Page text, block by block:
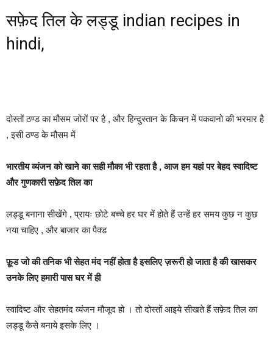
सफ़ेद तिल के लड्डू indian recipes in
hindi,
दोस्तों ठण्ड का मौसम जोरों पर है , और हिन्दुस्तान के किचन में पकवानो की भरमार है
, इसी ठण्ड के मौसम में
भारतीय व्यंजन को खाने का सही मौका भी रहता है , आज हम यहां पर बेहद स्वादिष्ट
और गुणकारी सफ़ेद तिल का
लड्डू बनाना सीखेंगे , प्रायः छोटे बच्चे हर घर में होते हैं उन्हें हर समय कुछ न कुछ
नया चाहिए , और बाजार का पैक्ड
फ़ूड जो की तनिक भी सेहत मंद नहीं होता है इसलिए ज़रूरी हो जाता है की खासकर
उनके लिए हमारी पास घर में ही
स्वादिष्ट और सेहतमंद व्यंजन मौजूद हो । तो दोस्तों आइये सीखते हैं सफ़ेद तिल का
लड्डू कैसे बनाये इसके लिए ।